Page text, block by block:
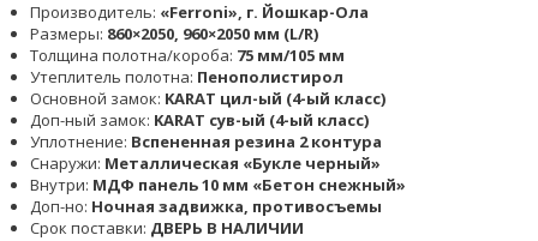
Производитель: «Ferroni», г. Йошкар-Ола
Размеры: 860×2050, 960×2050 мм (L/R)
Толщина полотна/короба: 75 мм/105 мм
Утеплитель полотна: Пенополистирол
Основной замок: KARAT цил-ый (4-ый класс)
Доп-ный замок: KARAT сув-ый (4-ый класс)
Уплотнение: Вспененная резина 2 контура
Снаружи: Металлическая «Букле черный»
Внутри: МДФ панель 10 мм «Бетон снежный»
Доп-но: Ночная задвижка, противосъемы
Срок поставки: ДВЕРЬ В НАЛИЧИИ